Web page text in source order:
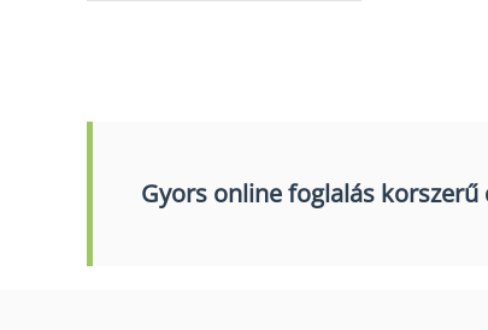
Gyors online foglalás